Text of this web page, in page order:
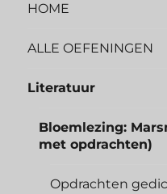
HOME
ALLE OEFENINGEN
Literatuur
Bloemlezing:
met opdrachten)
Opdrachten